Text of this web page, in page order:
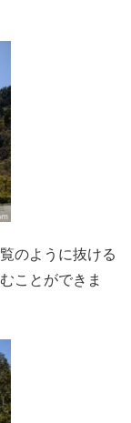
のように抜ける
ことができま